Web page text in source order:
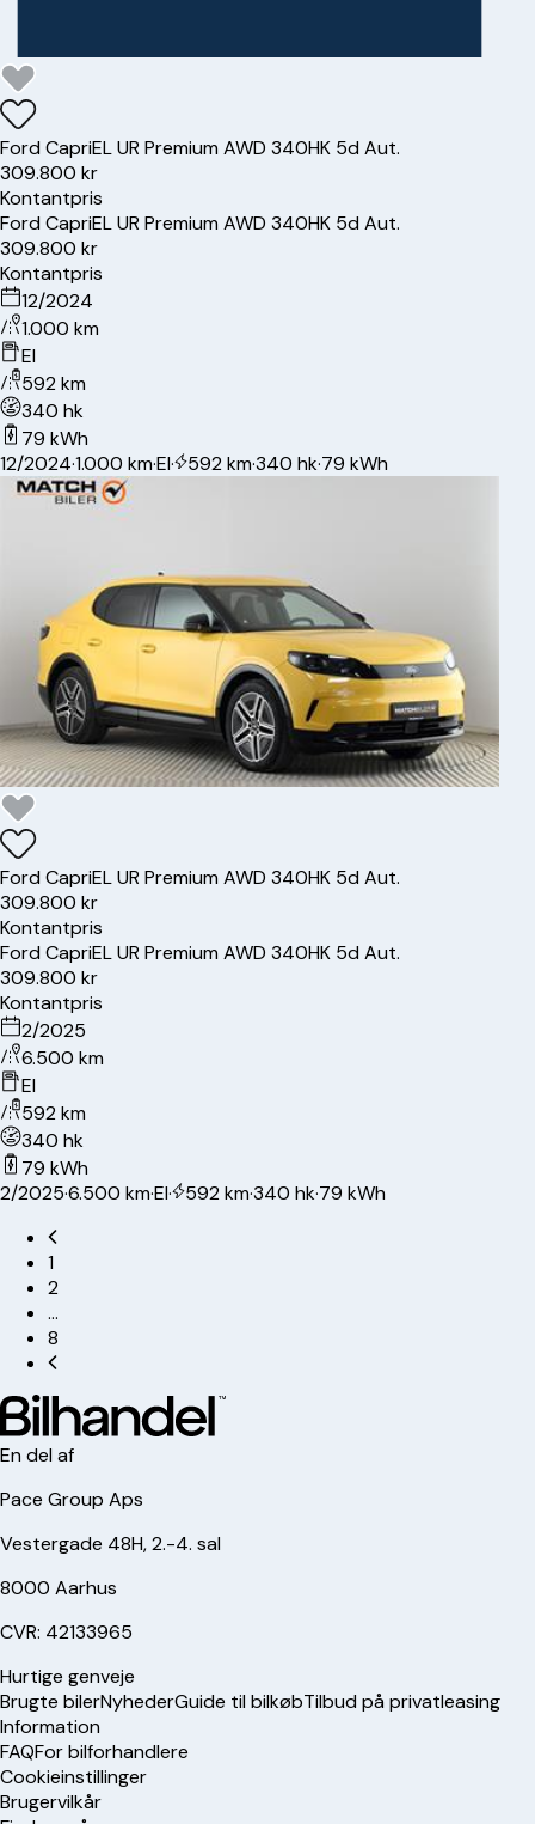
FordCapriEL UR Premium AWD 340HK 5d Aut.
309.800 kr
Kontantpris
FordCapriEL UR Premium AWD 340HK 5d Aut.
309.800 kr
Kontantpris
12/2024
1.000 km
El
592 km
340 hk
79 kWh
12/2024·1.000 km·El· 592 km·340 hk·79 kWh
FordCapriEL UR Premium AWD 340HK 5d Aut.
309.800 kr
Kontantpris
FordCapriEL UR Premium AWD 340HK 5d Aut.
309.800 kr
Kontantpris
2/2025
6.500 km
El
592 km
340 hk
79 kWh
2/2025·6.500 km·El· 592 km·340 hk·79 kWh
1
2
…
8
En del af
Pace Group Aps
Vestergade 48H, 2.-4. sal
8000 Aarhus
CVR: 42133965
Hurtige genveje
Brugte bilerNyhederGuide til bilkøbTilbud på privatleasing
Information
FAQFor bilforhandlere
Cookieinstillinger
Brugervilkår